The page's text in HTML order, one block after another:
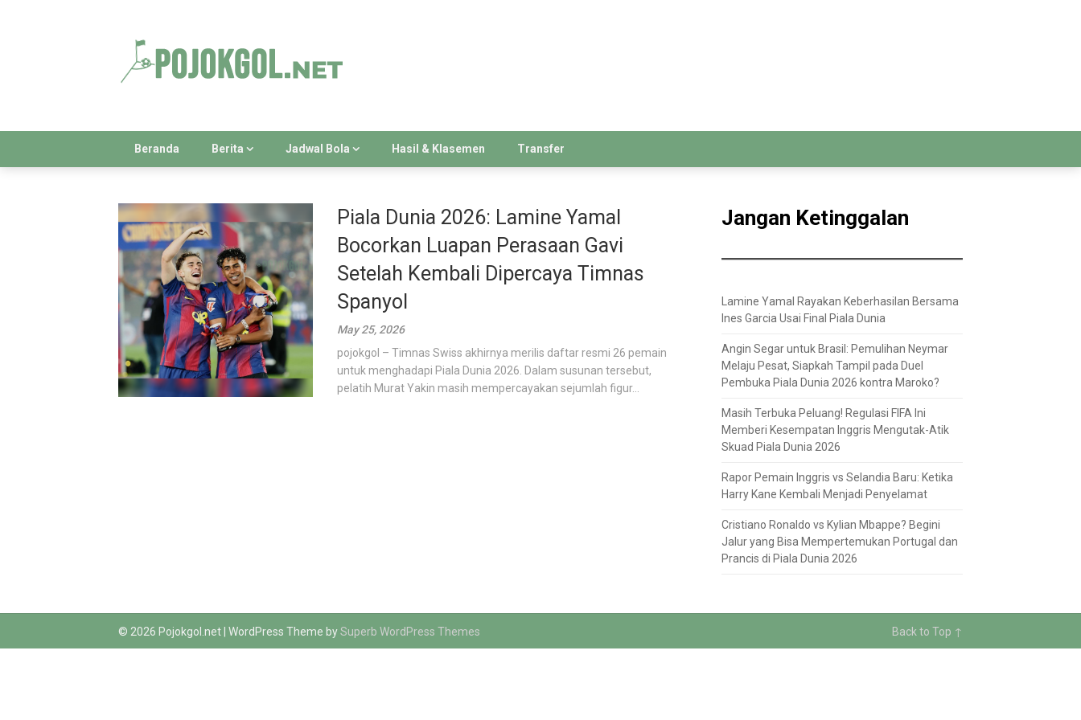
Beranda Berita Jadwal Bola Hasil & Klasemen Transfer
Piala Dunia 2026: Lamine Yamal
Bocorkan Luapan Perasaan Gavi
Setelah Kembali Dipercaya Timnas
Spanyol
May 25, 2026
pojokgol – Timnas Swiss akhirnya merilis daftar resmi 26 pemain
untuk menghadapi Piala Dunia 2026. Dalam susunan tersebut,
pelatih Murat Yakin masih mempercayakan sejumlah figur...
Jangan Ketinggalan
Lamine Yamal Rayakan Keberhasilan Bersama
Ines Garcia Usai Final Piala Dunia
Angin Segar untuk Brasil: Pemulihan Neymar
Melaju Pesat, Siapkah Tampil pada Duel
Pembuka Piala Dunia 2026 kontra Maroko?
Masih Terbuka Peluang! Regulasi FIFA Ini
Memberi Kesempatan Inggris Mengutak-Atik
Skuad Piala Dunia 2026
Rapor Pemain Inggris vs Selandia Baru: Ketika
Harry Kane Kembali Menjadi Penyelamat
Cristiano Ronaldo vs Kylian Mbappe? Begini
Jalur yang Bisa Mempertemukan Portugal dan
Prancis di Piala Dunia 2026
© 2026 Pojokgol.net | WordPress Theme bySuperb WordPress Themes Back to Top ↑